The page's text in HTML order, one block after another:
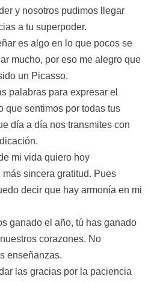
y nosotros pudimos llegar
a tu superpoder.
es algo en lo que pocos se
mucho, por eso me alegro que
un Picasso.
palabras para expresar el
que sentimos por todas tus
día a día nos transmites con
mi vida quiero hoy
más sincera gratitud. Pues
decir que hay armonía en mi
ganado el año, tú has ganado
corazones. No
enseñanzas.
las gracias por la paciencia